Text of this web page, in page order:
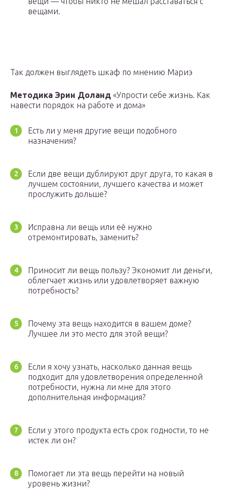
вещами.
Так должен выглядеть шкаф по мнению Мариэ
Методика Эрин Доланд «Упрости себе жизнь. Как
навести порядок на работе и дома»
Есть ли у меня другие вещи подобного
назначения?
Если две вещи дублируют друг друга, то какая в
лучшем состоянии, лучшего качества и может
прослужить дольше?
Исправна ли вещь или её нужно
отремонтировать, заменить?
Приносит ли вещь пользу? Экономит ли деньги,
облегчает жизнь или удовлетворяет важную
потребность?
Почему эта вещь находится в вашем доме?
Лучшее ли это место для этой вещи?
Если я хочу узнать, насколько данная вещь
подходит для удовлетворения определенной
потребности, нужна ли мне для этого
дополнительная информация?
Если у этого продукта есть срок годности, то не
истек ли он?
Помогает ли эта вещь перейти на новый
уровень жизни?